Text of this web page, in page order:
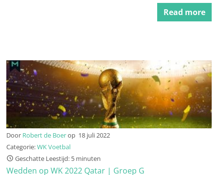
Read more
Door Robert de Boerop 18 juli 2022
Categorie:WK Voetbal
Geschatte Leestijd: 5 minuten
Wedden op WK 2022 Qatar | Groep G